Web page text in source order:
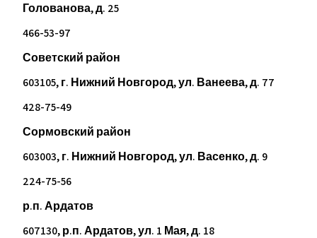
Голованова, д. 25
466-53-97
Советский район
603105, г. Нижний Новгород, ул. Ванеева, д. 77
428-75-49
Сормовский район
603003, г. Нижний Новгород, ул. Васенко, д. 9
224-75-56
р.п. Ардатов
607130, р.п. Ардатов, ул. 1 Мая, д. 18